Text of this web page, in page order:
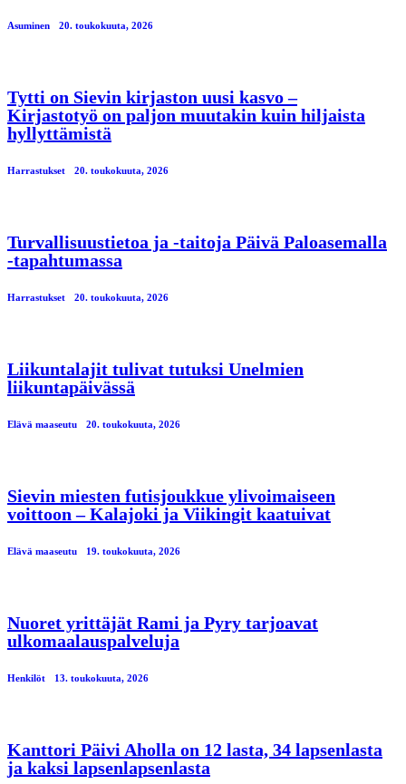
Asuminen 20. toukokuuta, 2026
Tytti on Sievin kirjaston uusi kasvo –
Kirjastotyö on paljon muutakin kuin hiljaista
hyllyttämistä
Harrastukset 20. toukokuuta, 2026
Turvallisuustietoa ja -taitoja Päivä Paloasemalla
-tapahtumassa
Harrastukset 20. toukokuuta, 2026
Liikuntalajit tulivat tutuksi Unelmien
liikuntapäivässä
Elävä maaseutu 20. toukokuuta, 2026
Sievin miesten futisjoukkue ylivoimaiseen
voittoon – Kalajoki ja Viikingit kaatuivat
Elävä maaseutu 19. toukokuuta, 2026
Nuoret yrittäjät Rami ja Pyry tarjoavat
ulkomaalauspalveluja
Henkilöt 13. toukokuuta, 2026
Kanttori Päivi Aholla on 12 lasta, 34 lapsenlasta
ja kaksi lapsenlapsenlasta